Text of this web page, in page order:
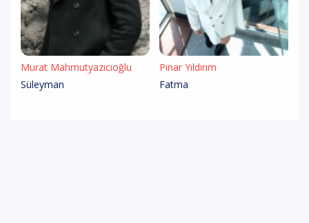
Murat Mahmutyazıcıoğlu
Süleyman
Pınar Yıldırım
Fatma